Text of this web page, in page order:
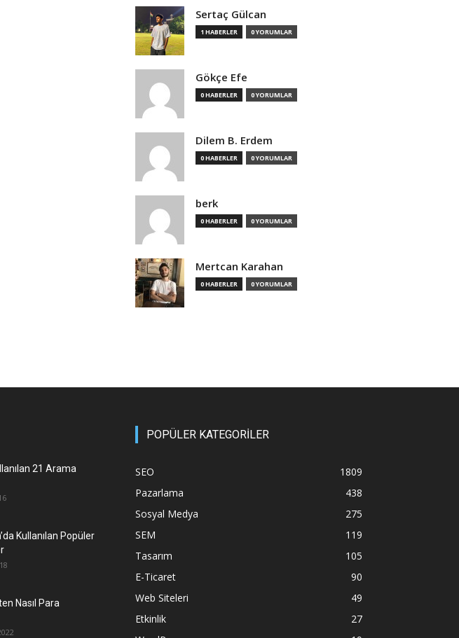
Sertaç Gülcan
1 HABERLER 0 YORUMLAR
Gökçe Efe
0 HABERLER 0 YORUMLAR
Dilem B. Erdem
0 HABERLER 0 YORUMLAR
berk
0 HABERLER 0 YORUMLAR
Mertcan Karahan
0 HABERLER 0 YORUMLAR
21 Arama
Kullanılan Popüler
Nasıl Para
POPÜLER KATEGORİLER
SEO
1809
Pazarlama
438
Sosyal Medya
275
SEM
119
Tasarım
105
E-Ticaret
90
Web Siteleri
49
Etkinlik
27